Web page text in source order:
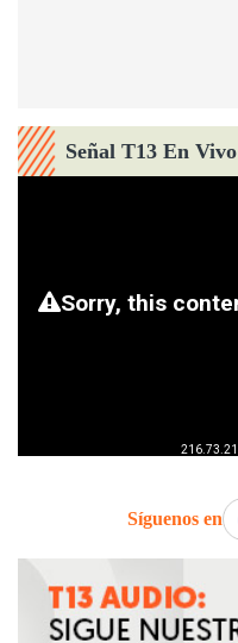
Señal T13 En Vivo
Síguenos en